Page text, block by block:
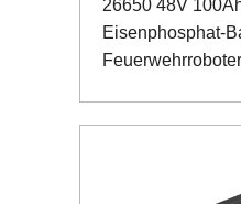
26650 48V
Eisenphosphat-
Feuerwehrroboter